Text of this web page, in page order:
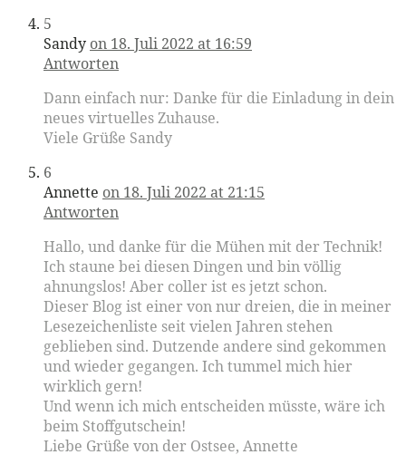
5
Sandy on 18. Juli 2022 at 16:59
Antworten
Dann einfach nur: Danke für die Einladung in dein
neues virtuelles Zuhause.
Viele Grüße Sandy
6
Annette on 18. Juli 2022 at 21:15
Antworten
Hallo, und danke für die Mühen mit der Technik!
Ich staune bei diesen Dingen und bin völlig
ahnungslos! Aber coller ist es jetzt schon.
Dieser Blog ist einer von nur dreien, die in meiner
Lesezeichenliste seit vielen Jahren stehen
geblieben sind. Dutzende andere sind gekommen
und wieder gegangen. Ich tummel mich hier
wirklich gern!
Und wenn ich mich entscheiden müsste, wäre ich
beim Stoffgutschein!
Liebe Grüße von der Ostsee, Annette